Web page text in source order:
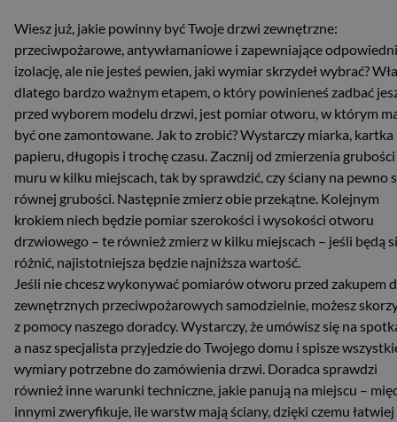
Wiesz już, jakie powinny być Twoje drzwi zewnętrzne:
przeciwpożarowe, antywłamaniowe i zapewniające
izolację, ale nie jesteś pewien, jaki wymiar skrzydeł wybrać?
dlatego bardzo ważnym etapem, o który powinieneś zadbać
przed wyborem modelu drzwi, jest pomiar otworu, w którym
być one zamontowane. Jak to zrobić? Wystarczy miarka, kartka
papieru, długopis i trochę czasu. Zacznij od zmierzenia grubości
muru w kilku miejscach, tak by sprawdzić, czy ściany na pewno
równej grubości. Następnie zmierz obie przekątne. Kolejnym
krokiem niech będzie pomiar szerokości i wysokości otworu
drzwiowego – te również zmierz w kilku miejscach – jeśli będą
różnić, najistotniejsza będzie najniższa wartość.
Jeśli nie chcesz wykonywać pomiarów otworu przed zakupem
zewnętrznych przeciwpożarowych samodzielnie, możesz
z pomocy naszego doradcy. Wystarczy, że umówisz się na
a nasz specjalista przyjedzie do Twojego domu i spisze
wymiary potrzebne do zamówienia drzwi. Doradca sprawdzi
również inne warunki techniczne, jakie panują na miejscu –
innymi zweryfikuje, ile warstw mają ściany, dzięki czemu łatwiej